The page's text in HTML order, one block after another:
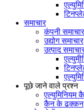
समाचार
कंपनी समाचार
उद्योग समाचार
उत्पाद
पूछे जाने वाले प्रश्न
एल्युमिनियम
कैन के ढक्कन